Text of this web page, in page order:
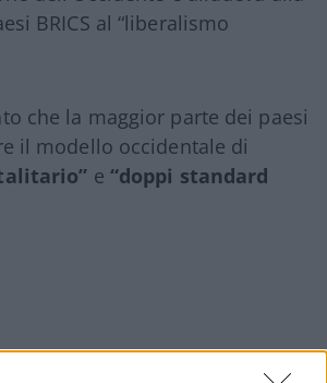
BRICS al “liberalismo
che la maggior parte dei paesi
il modello occidentale di
e “doppi standard